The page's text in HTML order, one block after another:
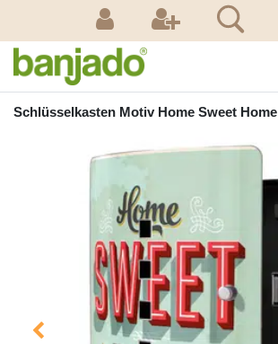
Schlüsselkasten Motiv Home Sweet Home